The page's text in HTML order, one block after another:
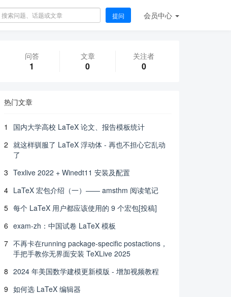
提问 会员中心
问答
1
文章
0
关注者
0
热门文章
1
国内大学高校 LaTeX 论文、报告模板统计
2 就这样驯服了 LaTeX 浮动体 - 再也不担心它乱动
了
3 Texlive 2022 + Winedt11 安装及配置
4 LaTeX 宏包介绍（一）—— amsthm 阅读笔记
5 每个 LaTeX 用户都应该使用的 9 个宏包[投稿]
6 exam-zh：中国试卷 LaTeX 模板
7 不再卡在running package-specific postactions，
手把手教你无界面安装 TeXLive 2025
8 2024 年美国数学建模更新模版 - 增加视频教程
9 如何选 LaTeX 编辑器